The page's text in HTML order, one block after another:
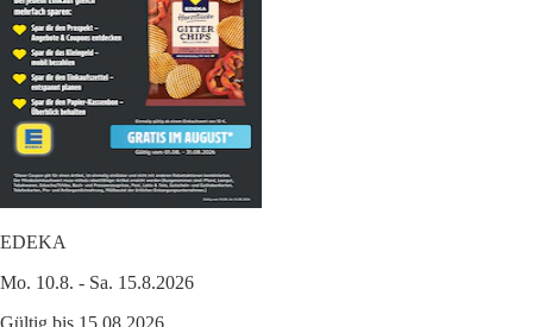
EDEKA
Mo. 10.8. - Sa. 15.8.2026
Gültig bis 15.08.2026